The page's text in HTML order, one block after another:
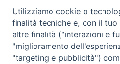
Arcidiocesi di
Utilizziamo cookie o
finalità tecniche e, con il tuo
altre finalità ("interazioni e
"miglioramento
"targeting e pubblicità")